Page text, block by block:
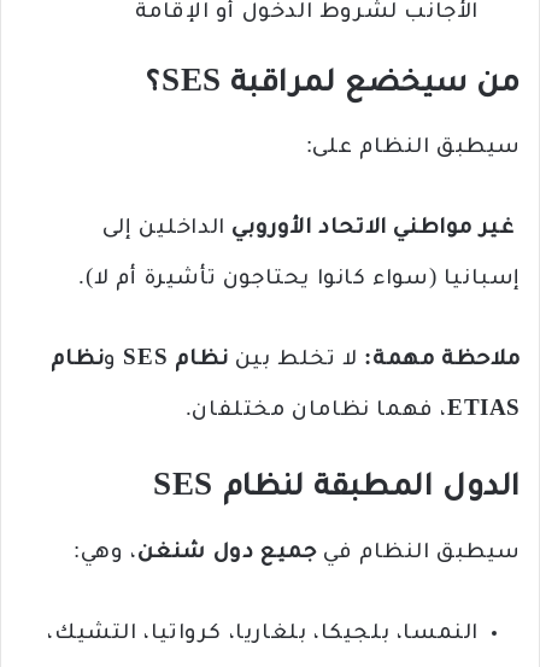
الأجانب لشروط الدخول أو الإقامة
من سيخضع لمراقبة SES؟
سيطبق النظام على:
غير مواطني الاتحاد الأوروبي الداخلين إلى
إسبانيا (سواء كانوا يحتاجون تأشيرة أم لا).
ملاحظة مهمة: لا تخلط بين نظام SES ونظام
ETIAS، فهما نظامان مختلفان.
الدول المطبقة لنظام SES
سيطبق النظام فيجميع دول شنغن، وهي:
النمسا، بلجيكا، بلغاريا، كرواتيا، التشيك،